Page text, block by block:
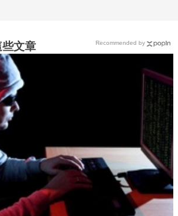
文章 Recommended by